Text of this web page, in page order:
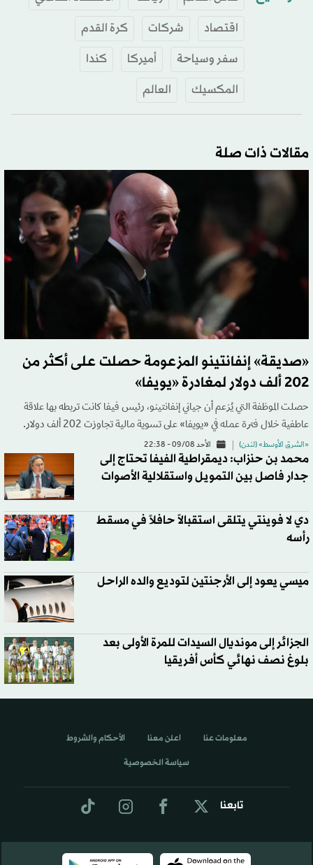
اقتصاد
شركات
كرة القدم
سفر وسياحة
أميركا
كندا
المكسيك
العالم
مقالات ذات صلة
«صديقة» إنفانتينو المزعومة حصلت على أكثر من
202 ألف دولار لمغادرة «يويفا»
حصلت الموظفة التي يُزعم أن جياني إنفانتينو، رئيس فيفا كانت تربطه بها علاقة
عاطفية خلال فترة عمله في «يويفا» على تسوية مالية تجاوزت 202 ألف دولار.
«الشرق الأوسط» (لندن) الأحد 09/08 - 22:38
محمد بن حنزاب: ديمقراطية الفيفا تحتاج إلى
جدار فاصل بين التمويل واستقلالية الأصوات
دي لا فوينتي يتلقى استقبالاً حافلاً في مسقط
رأسه
ميسي يعود إلى الأرجنتين لتوديع والده الراحل
الجزائر إلى مونديال السيدات للمرة الأولى بعد
بلوغ نصف نهائي كأس أفريقيا
تابعنا
معلومات عنا اعلن معنا الأحكام والشروط
سياسة الخصوصية